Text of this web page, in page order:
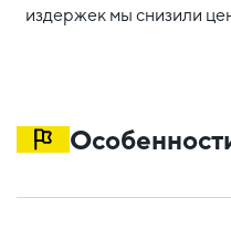
издержек мы снизили